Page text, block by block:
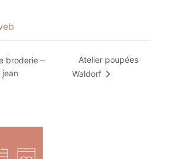
broderie –
jean
Atelier poupées
Waldorf